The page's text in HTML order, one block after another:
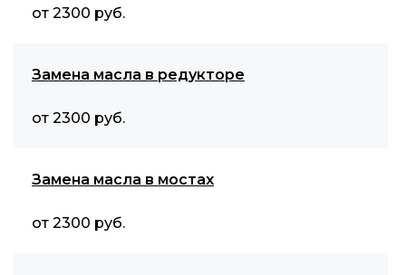
от 2300 руб.
Замена масла в редукторе
от 2300 руб.
Замена масла в мостах
от 2300 руб.